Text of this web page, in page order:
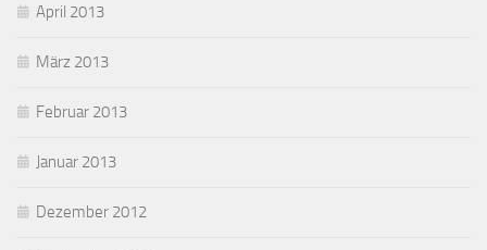
April 2013
März 2013
Februar 2013
Januar 2013
Dezember 2012